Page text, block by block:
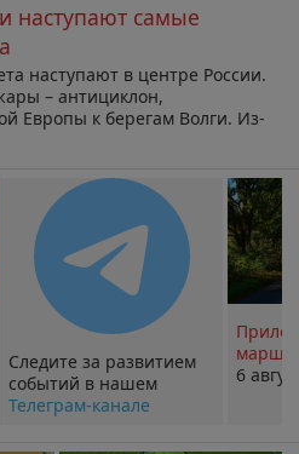
наступают самые
наступают в центре России.
– антициклон,
Европы к берегам Волги. Из-
Следите за развитием
событий в нашем
Телеграм-канале
6